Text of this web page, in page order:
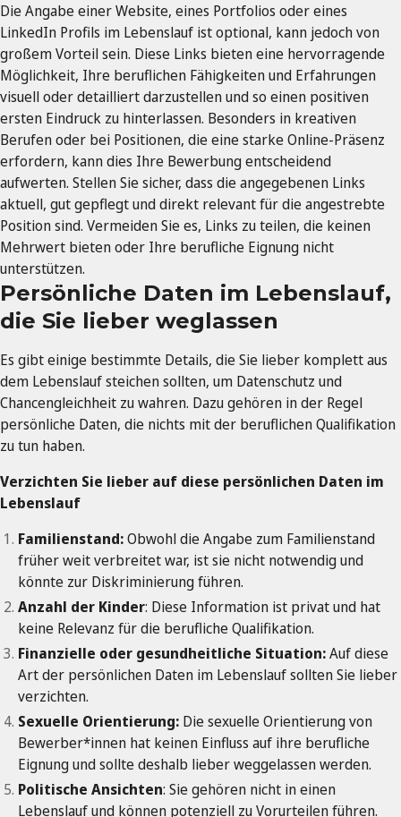
Die Angabe einer Website, eines Portfolios oder eines
LinkedIn Profils im Lebenslauf ist optional, kann jedoch von
großem Vorteil sein. Diese Links bieten eine hervorragende
Möglichkeit, Ihre beruflichen Fähigkeiten und Erfahrungen
visuell oder detailliert darzustellen und so einen positiven
ersten Eindruck zu hinterlassen. Besonders in kreativen
Berufen oder bei Positionen, die eine starke Online-Präsenz
erfordern, kann dies Ihre Bewerbung entscheidend
aufwerten. Stellen Sie sicher, dass die angegebenen Links
aktuell, gut gepflegt und direkt relevant für die angestrebte
Position sind. Vermeiden Sie es, Links zu teilen, die keinen
Mehrwert bieten oder Ihre berufliche Eignung nicht
unterstützen.
Persönliche Daten im Lebenslauf,
die Sie lieber weglassen
Es gibt einige bestimmte Details, die Sie lieber komplett aus
dem Lebenslauf steichen sollten, um Datenschutz und
Chancengleichheit zu wahren. Dazu gehören in der Regel
persönliche Daten, die nichts mit der beruflichen Qualifikation
zu tun haben.
Verzichten Sie lieber auf diese persönlichen Daten im
Lebenslauf
Familienstand:Obwohl die Angabe zum Familienstand
früher weit verbreitet war, ist sie nicht notwendig und
könnte zur Diskriminierung führen.
Anzahl der Kinder: Diese Information ist privat und hat
keine Relevanz für die berufliche Qualifikation.
Finanzielle oder gesundheitliche Situation:Auf diese
Art der persönlichen Daten im Lebenslauf sollten Sie lieber
verzichten.
Sexuelle Orientierung: Die sexuelle Orientierung von
Bewerber*innen hat keinen Einfluss auf ihre berufliche
Eignung und sollte deshalb lieber weggelassen werden.
Politische Ansichten: Sie gehören nicht in einen
Lebenslauf und können potenziell zu Vorurteilen führen.